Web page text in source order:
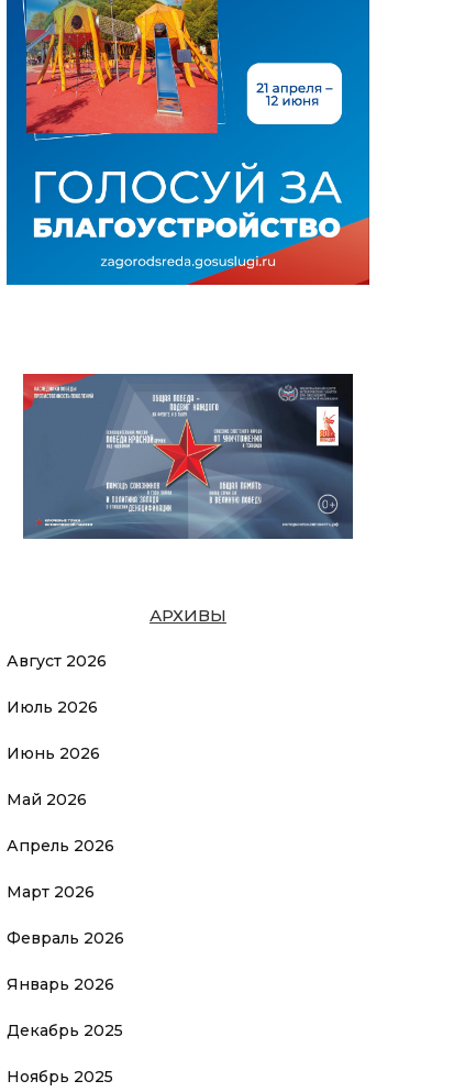
АРХИВЫ
Август 2026
Июль 2026
Июнь 2026
Май 2026
Апрель 2026
Март 2026
Февраль 2026
Январь 2026
Декабрь 2025
Ноябрь 2025